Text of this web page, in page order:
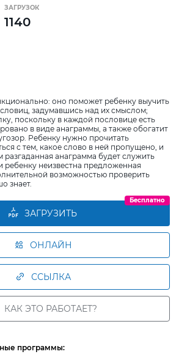
оно поможет ребенку выучить
задумавшись над их смыслом;
поскольку в каждой пословице есть
в виде анаграммы, а также обогатит
Ребенку нужно прочитать
с тем, какое слово в ней пропущено, и
разгаданная анаграмма будет служить
ребенку неизвестна предложенная
возможностью проверить
знает.
ЗАГРУЗОК
1140
ЗАГРУЗИТЬ
Бесплатно
ОНЛАЙН
ССЫЛКА
КАК ЭТО РАБОТАЕТ?
программы: